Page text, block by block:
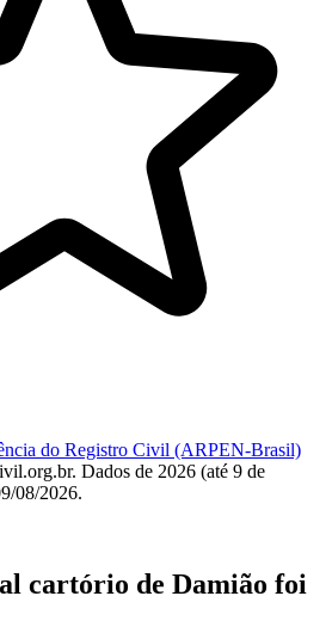
do Registro Civil (ARPEN-Brasil)
Dados de 2026 (até 9 de
08/2026.
cartório de Damião foi